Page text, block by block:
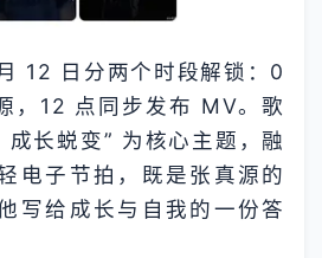
12 日分两个时段解锁：0
，12 点同步发布 MV。歌
成长蜕变” 为核心主题，融
电子节拍，既是张真源的
写给成长与自我的一份答